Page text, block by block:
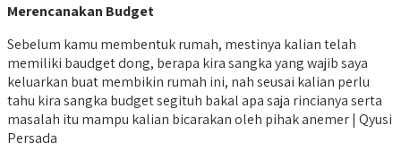
Merencanakan Budget
Sebelum kamu membentuk rumah, mestinya kalian telah
memiliki baudget dong, berapa kira sangka yang wajib saya
keluarkan buat membikin rumah ini, nah seusai kalian perlu
tahu kira sangka budget segituh bakal apa saja rincianya serta
masalah itu mampu kalian bicarakan oleh pihak anemer | Qyusi
Persada